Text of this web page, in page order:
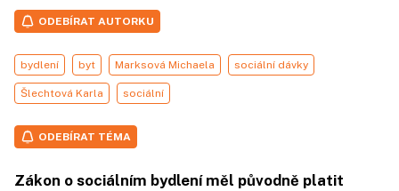
ODEBÍRAT AUTORKU
bydlení byt Marksová Michaela sociální dávky
Šlechtová Karla sociální
ODEBÍRAT TÉMA
Zákon o sociálním bydlení měl původně platit